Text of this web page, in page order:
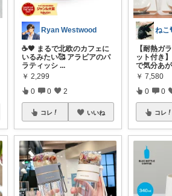
Ryan Westwood
☕🖤 まるで北欧のカフェに
いるみたい🥰 アラビアのパ
ラティッシ ...
￥ 2,299
0 0 2
コレ いいね
ねこ
【耐熱ガ
ット付き
で気分あ
￥ 7,580
0 0
コレ